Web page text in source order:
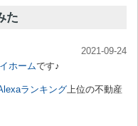
た
2021-09-24
ホームです♪
ランキング上位の不動産